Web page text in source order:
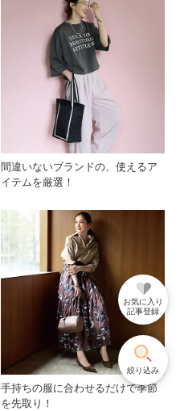
間違いないブランドの、使えるア
イテムを厳選！
手持ちの服に合わせるだけで季節
を先取り！
お気に入り
記事登録
絞り込み